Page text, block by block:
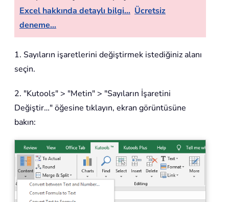
Excel hakkında detaylı bilgi... Ücretsiz
deneme...
1. Sayıların işaretlerini değiştirmek istediğiniz alanı
seçin.
2. "Kutools" > "Metin" > "Sayıların İşaretini
Değiştir…" öğesine tıklayın, ekran görüntüsüne
bakın: